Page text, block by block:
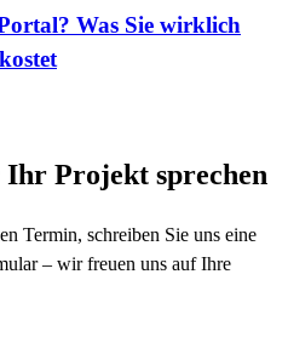
Was Sie wirklich
Ihr Projekt sprechen
Termin, schreiben Sie uns eine
– wir freuen uns auf Ihre